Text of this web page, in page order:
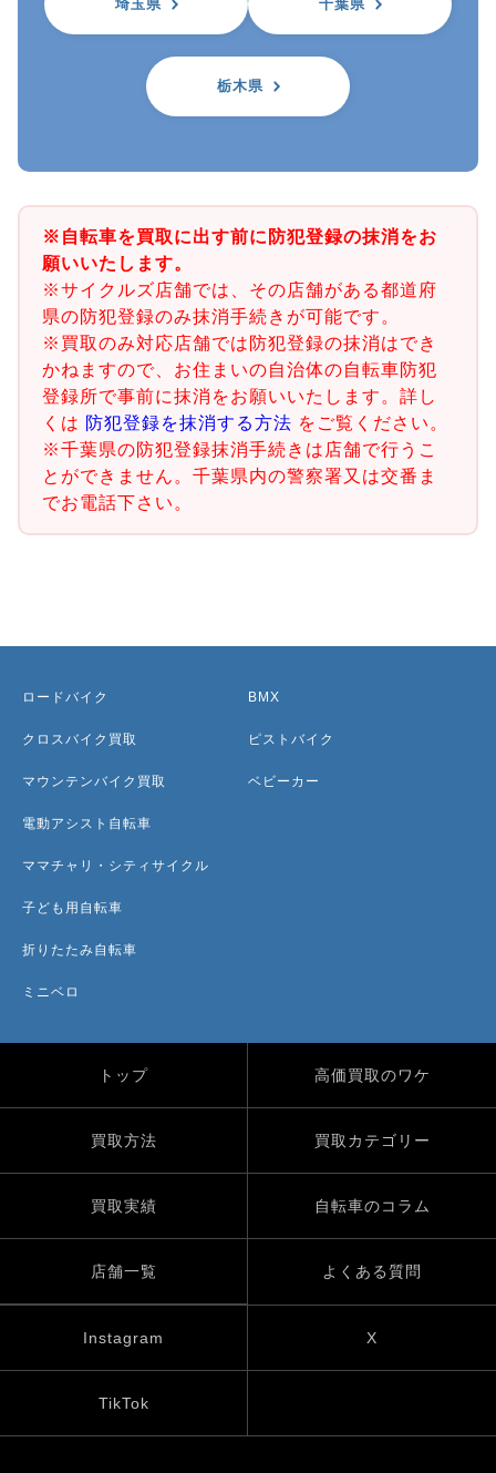
埼玉県 千葉県
栃木県
※自転車を買取に出す前に防犯登録の抹消をお
願いいたします。
※サイクルズ店舗では、その店舗がある都道府
県の防犯登録のみ抹消手続きが可能です。
※買取のみ対応店舗では防犯登録の抹消はでき
かねますので、お住まいの自治体の自転車防犯
登録所で事前に抹消をお願いいたします。詳し
くは 防犯登録を抹消する方法 をご覧ください。
※千葉県の防犯登録抹消手続きは店舗で行うこ
とができません。千葉県内の警察署又は交番ま
でお電話下さい。
ロードバイク
クロスバイク買取
マウンテンバイク買取
電動アシスト自転車
ママチャリ・シティサイクル
子ども用自転車
折りたたみ自転車
ミニベロ
BMX
ピストバイク
ベビーカー
トップ 高価買取のワケ
買取方法 買取カテゴリー
買取実績 自転車のコラム
店舗一覧 よくある質問
Instagram X
TikTok